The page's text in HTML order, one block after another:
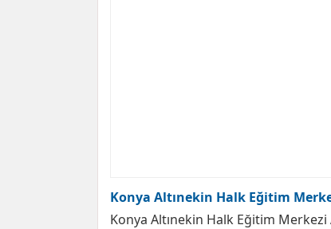
Konya Altınekin Halk Eğitim
Konya Altınekin Halk Eğitim Merkezi